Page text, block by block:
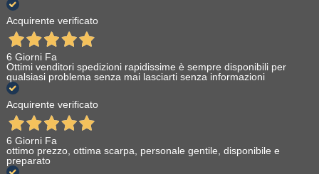
Acquirente verificato
6 Giorni Fa
Ottimi venditori spedizioni rapidissime è sempre disponibili per
qualsiasi problema senza mai lasciarti senza informazioni
Acquirente verificato
6 Giorni Fa
ottimo prezzo, ottima scarpa, personale gentile, disponibile e
preparato